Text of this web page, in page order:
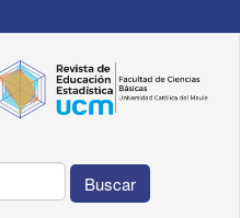
Buscar